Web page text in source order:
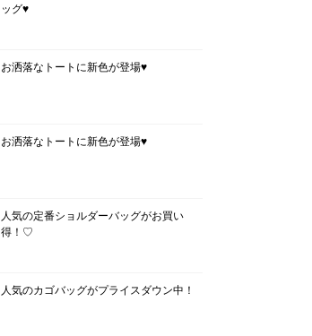
ッグ♥
お洒落なトートに新色が登場♥
お洒落なトートに新色が登場♥
人気の定番ショルダーバッグがお買い
得！♡
人気のカゴバッグがプライスダウン中！